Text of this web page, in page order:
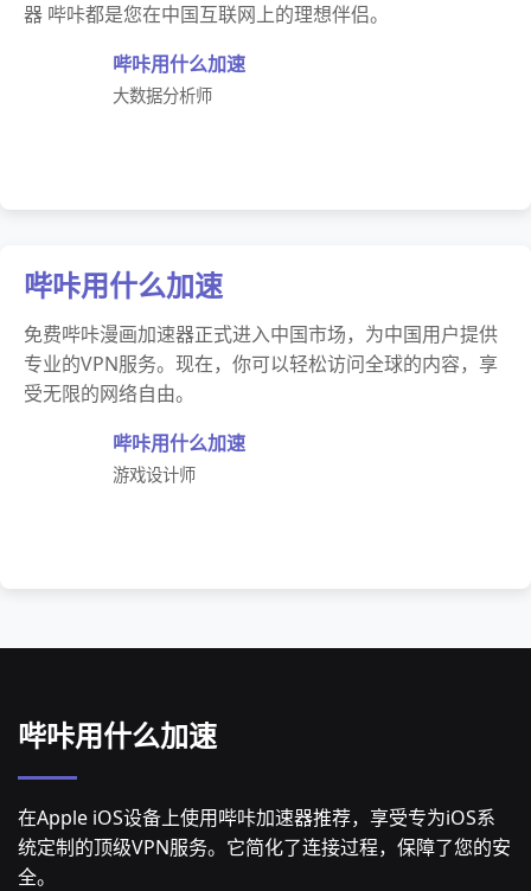
器 哔咔都是您在中国互联网上的理想伴侣。
哔咔用什么加速
大数据分析师
哔咔用什么加速
免费哔咔漫画加速器正式进入中国市场，为中国用户提供
专业的VPN服务。现在，你可以轻松访问全球的内容，享
受无限的网络自由。
哔咔用什么加速
游戏设计师
哔咔用什么加速
在Apple iOS设备上使用哔咔加速器推荐，享受专为iOS系
统定制的顶级VPN服务。它简化了连接过程，保障了您的安
全。